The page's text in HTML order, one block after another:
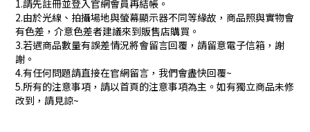
1.請先註冊並登入官網會員再結帳。
2.由於光線、拍攝場地與螢幕顯示器不同等緣故，商品照與實物會
有色差，介意色差者建議來到販售店購買。
3.若遇商品數量有誤差情況將會留言回覆，請留意電子信箱，謝
謝。
4.有任何問題請直接在官網留言，我們會盡快回覆~
5.所有的注意事項，請以首頁的注意事項為主。如有獨立商品未修
改到，請見諒~